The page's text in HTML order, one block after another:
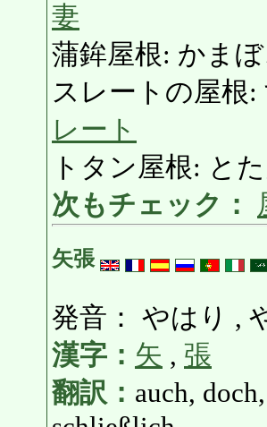
妻
蒲鉾屋根: かま
スレートの屋根:
レート
トタン屋根: と
次もチェック：
矢張
発音： やはり ,
漢字： 矢 , 張
翻訳： auch,